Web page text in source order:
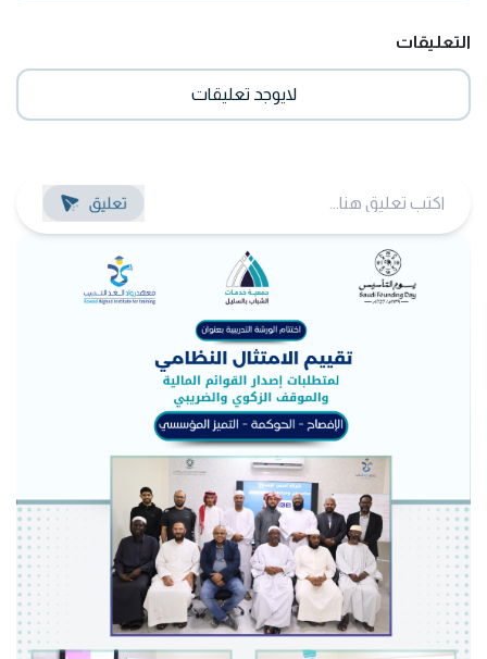
التعليقات
لايوجد تعليقات